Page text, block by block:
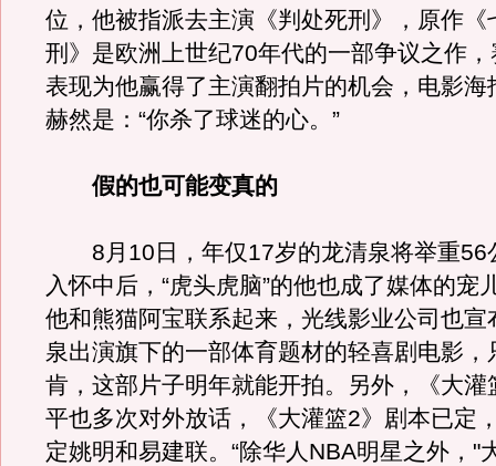
位，他被指派去主演《判处死刑》，原作《
刑》是欧洲上世纪70年代的一部争议之作
表现为他赢得了主演翻拍片的机会，电影海
赫然是：“你杀了球迷的心。”
假的也可能变真的
8月10日，年仅17岁的龙清泉将举重56
入怀中后，“虎头虎脑”的他也成了媒体的宠
他和熊猫阿宝联系起来，光线影业公司也宣
泉出演旗下的一部体育题材的轻喜剧电影，
肯，这部片子明年就能开拍。另外，《大灌
平也多次对外放话，《大灌篮2》剧本已定
定姚明和易建联。“除华人NBA明星之外，"